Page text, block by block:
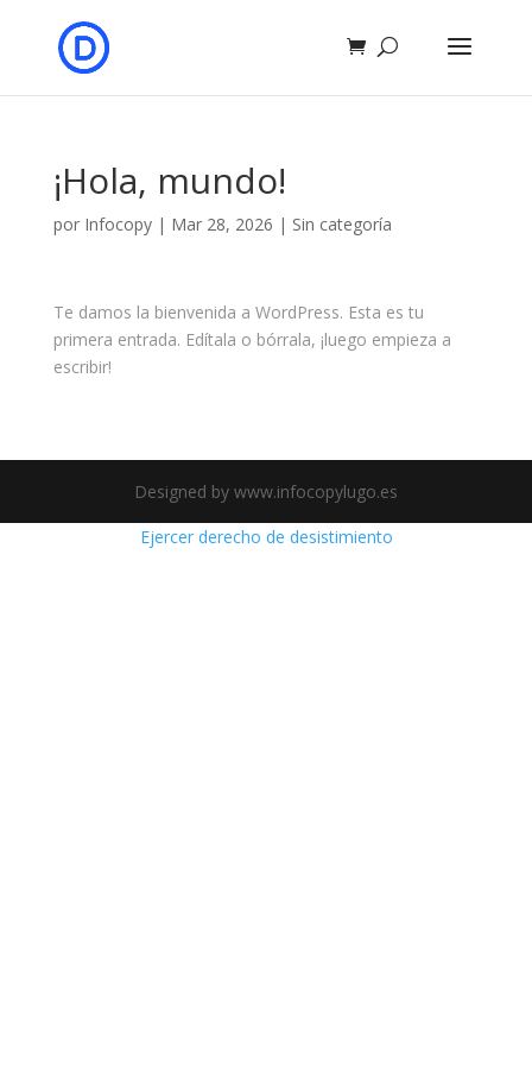
¡Hola, mundo!
por Infocopy| Mar 28, 2026 | Sin categoría
Te damos la bienvenida a WordPress. Esta es tu
primera entrada. Edítala o bórrala, ¡luego empieza a
escribir!
Designed by www.infocopylugo.es
Ejercer derecho de desistimiento